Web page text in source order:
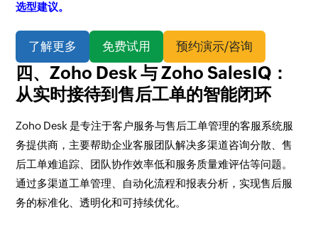
选型建议。
了解更多 免费试用 预约演示/咨询
四、Zoho Desk 与 Zoho SalesIQ：
从实时接待到售后工单的智能闭环
Zoho Desk 是专注于客户服务与售后工单管理的客服系统服
务提供商，主要帮助企业客服团队解决多渠道咨询分散、售
后工单难追踪、团队协作效率低和服务质量难评估等问题。
通过多渠道工单管理、自动化流程和报表分析，实现售后服
务的标准化、透明化和可持续优化。